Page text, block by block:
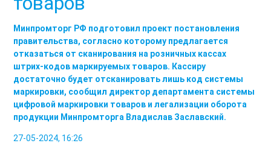
Минпромторг РФ подготовил проект постановления
правительства, согласно которому предлагается
отказаться от сканирования на розничных кассах
штрих-кодов маркируемых товаров. Кассиру
достаточно будет отсканировать лишь код системы
маркировки, сообщил директор департамента системы
цифровой маркировки товаров и легализации оборота
продукции Минпромторга Владислав Заславский.
27-05-2024, 16:26